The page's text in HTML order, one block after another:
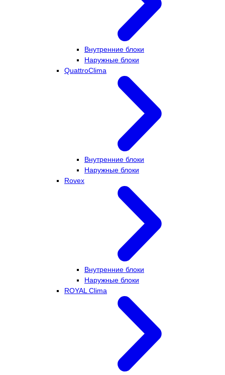
Внутренние блоки
Наружные блоки
QuattroClima
Внутренние блоки
Наружные блоки
Rovex
Внутренние блоки
Наружные блоки
ROYAL Clima